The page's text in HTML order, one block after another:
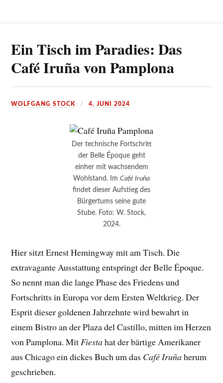
Ein Tisch im Paradies: Das
Café Iruña von Pamplona
WOLFGANG STOCK 4. JUNI 2024
Der technische Fortschritt
der Belle Époque geht
einher mit wachsendem
Wohlstand. Im Café Iruña
findet dieser Aufstieg des
Bürgertums seine gute
Stube. Foto: W. Stock,
2024.
Hier sitzt Ernest Hemingway mit am Tisch. Die
extravagante Ausstattung entspringt der Belle Époque.
So nennt man die lange Phase des Friedens und
Fortschritts in Europa vor dem Ersten Weltkrieg. Der
Esprit dieser goldenen Jahrzehnte wird bewahrt in
einem Bistro an der Plaza del Castillo, mitten im Herzen
von Pamplona. Mit Fiestahat der bärtige Amerikaner
aus Chicago ein dickes Buch um das Café Iruñaherum
geschrieben.